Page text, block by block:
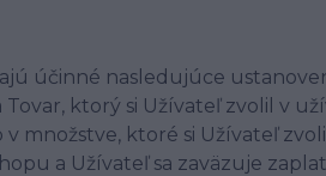
účinné nasledujúce
ktorý si Užívateľ zvolil v
množstve, ktoré si Užívateľ
a Užívateľ sa zaväzuje